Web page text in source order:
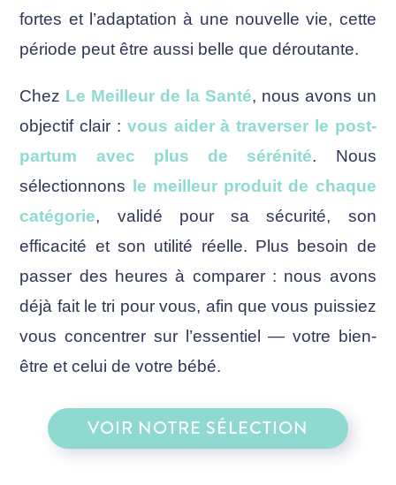
fortes et l’adaptation à une nouvelle vie, cette
période peut être aussi belle que déroutante.
Chez Le Meilleur de la Santé, nous avons un
objectif clair : vous aider à traverser le post-
partum avec plus de sérénité. Nous
sélectionnons
le meilleur produit de chaque
catégorie, validé pour sa sécurité, son
efficacité et son utilité réelle. Plus besoin de
passer des heures à comparer : nous avons
déjà fait le tri pour vous, afin que vous puissiez
vous concentrer sur l’essentiel — votre bien-
être et celui de votre bébé.
VOIR NOTRE SÉLECTION